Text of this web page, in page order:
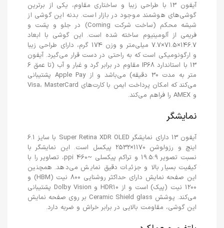
آیفون 13 با طراحی زیبا و ساختاری مقاوم، یکی از برترین
گوشی‌های هوشمند موجود در بازار است. بدنه این گوشی از
شیشه محکم (ساخت شرکت Corning) در جلو و پشت و
فریمی از آلومینیوم ساخته شده است. این گوشی با ابعاد
146.7×71.5×7.7 میلی‌متر و وزن 174 گرم، دارای طراحی زیبا
و ارگونومیکی است که به راحتی در دست قرار می‌گیرد. آیفون
13 با استاندارد IP68 مقاوم در برابر گرد و غبار و آب (تا عمق 6
متر به مدت 30 دقیقه) می‌باشد و از Apple Pay پشتیبانی
می‌کند که امکان پرداخت ایمن با کارت‌های Visa، MasterCard
و AMEX را فراهم می‌کند.
نمایشگر
آیفون 13 دارای نمایشگر Super Retina XDR OLED با سایز 6.1
اینچ و رزولوشن 1170×2532 پیکسل است. این نمایشگر با
نسبت تصویر 19.5:9 و تراکم پیکسلی ~460 ppi، تصاویر را با
کیفیت بسیار بالا و جزئیات دقیق نمایش می‌دهد. همچنین
این صفحه نمایش دارای حداکثر روشنایی 800 نیت (HBM) و
1200 نیت (پیک) است و از HDR10 و Dolby Vision پشتیبانی
می‌کند. پوشش Ceramic Shield glass بر روی صفحه نمایش
این گوشی، مقاومت بالایی در برابر خراش و ضربه دارد.